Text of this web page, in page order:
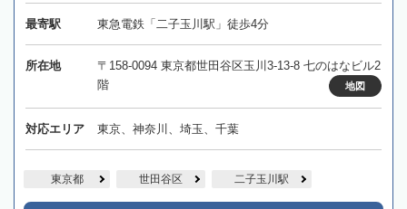
最寄駅 東急電鉄「二子玉川駅」徒歩4分
所在地
〒158-0094 東京都世田谷区玉川3-13-8 七のはなビル2
階
地図
対応エリア 東京、神奈川、埼玉、千葉
東京都 世田谷区 二子玉川駅